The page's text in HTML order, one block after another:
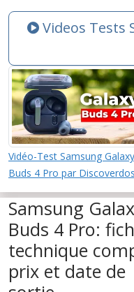
Videos Tests
Vidéo-Test Samsung Galaxy
Buds 4 Pro par
Samsung
Buds 4 Pro:
technique
prix et date de